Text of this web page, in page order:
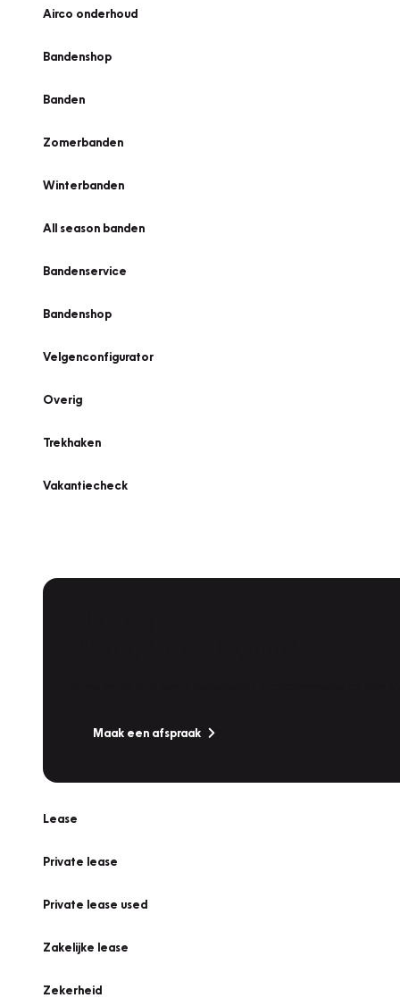
Airco onderhoud
Bandenshop
Banden
Zomerbanden
Winterbanden
All season banden
Bandenservice
Bandenshop
Velgenconfigurator
Overig
Trekhaken
Vakantiecheck
Maak een afspraak
Lease
Private lease
Private lease used
Zakelijke lease
Zekerheid